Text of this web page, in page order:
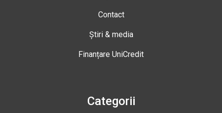
Contact
Știri & media
Finanțare UniCredit
Categorii